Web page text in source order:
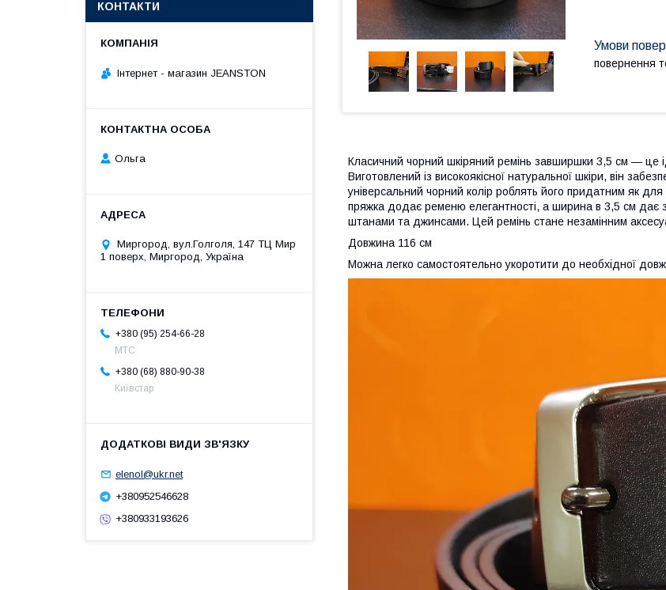
повернення
Класичний чорний шкіряний ремінь завширшки 3,5 см — це
Виготовлений із високоякісної натуральної шкіри, він
універсальний чорний колір роблять його придатним як
пряжка додає ременю елегантності, а ширина в 3,5 см дає
штанами та джинсами. Цей ремінь стане незамінним
Довжина 116 см
Можна легко самостоятельно укоротити до необхідної
КОНТАКТИ
Інтернет - магазин JEANSTON
Ольга
Миргород, вул.Голголя, 147 ТЦ Мир
1 поверх, Миргород, Україна
+380 (95) 254-66-28
МТС
+380 (68) 880-90-38
Київстар
elenol@ukr.net
+380952546628
+380933193626